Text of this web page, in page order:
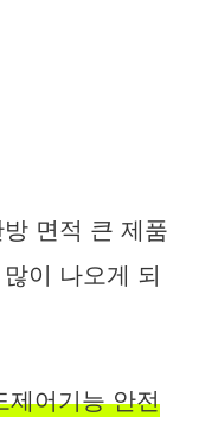
면적 큰 제품
이 나오게 되
제어기능 안전